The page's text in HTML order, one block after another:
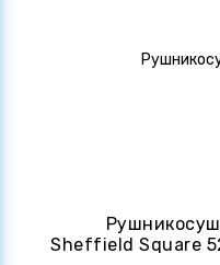
Sheffield Square